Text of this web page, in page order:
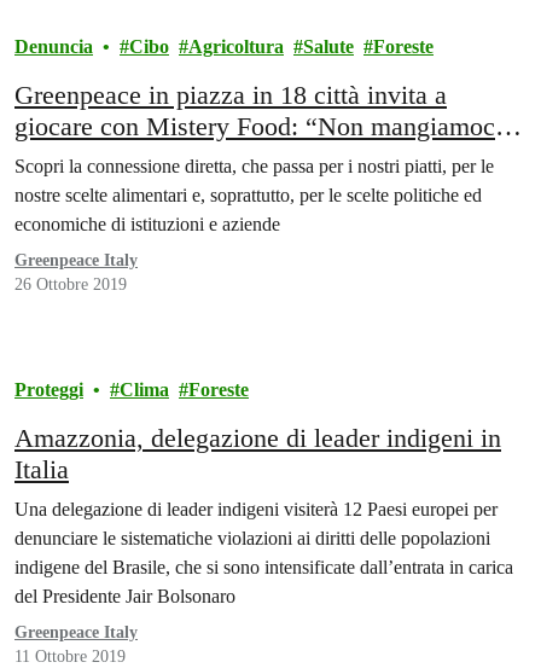
Denuncia Cibo Agricoltura Salute Foreste
Greenpeace in piazza in 18 città invita a
giocare con Mistery Food: “Non mangiamoci il
Pianeta!”
Scopri la connessione diretta, che passa per i nostri piatti, per le
nostre scelte alimentari e, soprattutto, per le scelte politiche ed
economiche di istituzioni e aziende
Greenpeace Italy
26 Ottobre 2019
Proteggi Clima Foreste
Amazzonia, delegazione di leader indigeni in
Italia
Una delegazione di leader indigeni visiterà 12 Paesi europei per
denunciare le sistematiche violazioni ai diritti delle popolazioni
indigene del Brasile, che si sono intensificate dall’entrata in carica
del Presidente Jair Bolsonaro
Greenpeace Italy
11 Ottobre 2019